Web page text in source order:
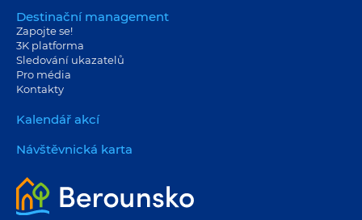
Destinační management
Zapojte se!
3K platforma
Sledování ukazatelů
Pro média
Kontakty
Kalendář akcí
Návštěvnická karta